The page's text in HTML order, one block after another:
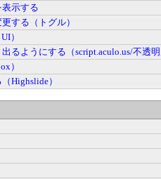
示する
する（トグル）
）
るようにする（script.aculo.us/不透明
）
Highslide）